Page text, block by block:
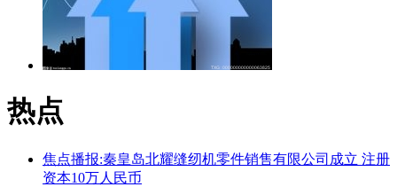
热点
焦点播报:秦皇岛北耀缝纫机零件销售有限公司成立 注册
资本10万人民币